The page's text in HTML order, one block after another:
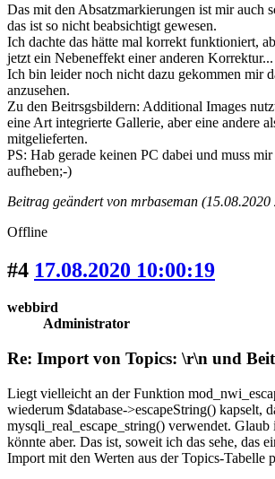
Das mit den Absatzmarkierungen ist mir auch
das ist so nicht beabsichtigt gewesen.
Ich dachte das hätte mal korrekt funktioniert,
jetzt ein Nebeneffekt einer anderen Korrektur...
Ich bin leider noch nicht dazu gekommen mir
anzusehen.
Zu den Beitrsgsbildern: Additional Images
eine Art integrierte Gallerie, aber eine andere
mitgelieferten.
PS: Hab gerade keinen PC dabei und muss
aufheben;-)
Beitrag geändert von mrbaseman
Offline
#4 17.08.2020 10:00:19
webbird
Administrator
Re: Import von Topics: \r\n und
Liegt vielleicht an der Funktion
wiederum $database->escapeString() kapselt,
mysqli_real_escape_string() verwendet.
könnte aber. Das ist, soweit ich das sehe, das
Import mit den Werten aus der Topics-Tabelle